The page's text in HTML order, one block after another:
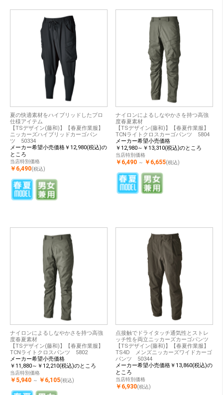
夏の快適素材をハイブリッドしたプロ
仕様アイテム
【TSデザイン(藤和)】【春夏作業服】
ニッカーズハイブリッドカーゴパン
ツ 50334
メーカー希望小売価格￥12,980(税込)の
ところ
当店特別価格
￥6,490(税込)
ナイロンによるしなやかさを持つ高強
度春夏素材
【TSデザイン(藤和)】【春夏作業服】
TCNライトクロスカーゴパンツ 5804
メーカー希望小売価格
￥12,980～￥13,310(税込)のところ
当店特別価格
￥6,490 ～ ￥6,655(税込)
ナイロンによるしなやかさを持つ高強
度春夏素材
【TSデザイン(藤和)】【春夏作業服】
TCNライトクロスパンツ 5802
メーカー希望小売価格
￥11,880～￥12,210(税込)のところ
当店特別価格
￥5,940 ～ ￥6,105(税込)
点接触でドライタッチ通気性とストレ
ッチ性を両立ニッカーズカーゴパンツ
【TSデザイン(藤和)】【春夏作業服】
TS4D メンズニッカーズワイドカーゴ
パンツ 50344
メーカー希望小売価格￥13,860(税込)の
ところ
当店特別価格
￥6,930(税込)